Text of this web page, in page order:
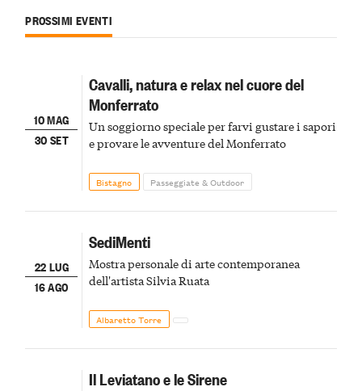
PROSSIMI EVENTI
10 MAG
30 SET
Cavalli, natura e relax nel cuore del
Monferrato
Un soggiorno speciale per farvi gustare i sapori
e provare le avventure del Monferrato
Bistagno Passeggiate & Outdoor
22 LUG
16 AGO
SediMenti
Mostra personale di arte contemporanea
dell'artista Silvia Ruata
Albaretto Torre
Il Leviatano e le Sirene